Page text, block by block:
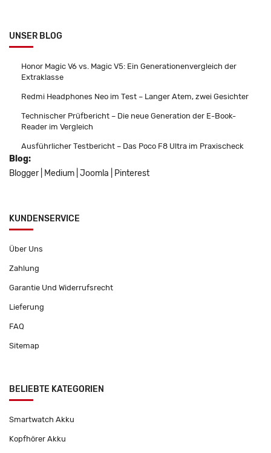
UNSER BLOG
Honor Magic V6 vs. Magic V5: Ein Generationenvergleich der
Extraklasse
Redmi Headphones Neo im Test – Langer Atem, zwei Gesichter
Technischer Prüfbericht – Die neue Generation der E-Book-
Reader im Vergleich
Ausführlicher Testbericht – Das Poco F8 Ultra im Praxischeck
Blog:
Blogger
Medium Joomla Pinterest
KUNDENSERVICE
Über Uns
Zahlung
Garantie Und Widerrufsrecht
Lieferung
FAQ
Sitemap
BELIEBTE KATEGORIEN
Smartwatch Akku
Kopfhörer Akku